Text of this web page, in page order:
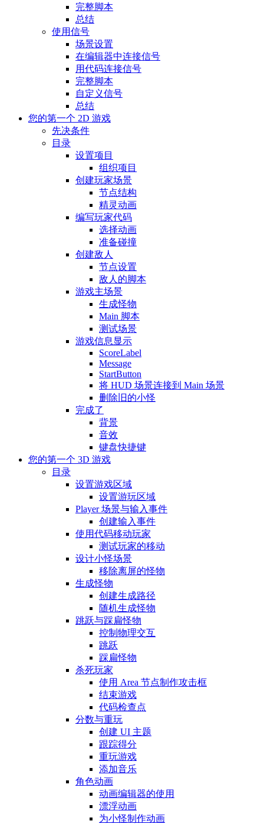
完整脚本
总结
使用信号
场景设置
在编辑器中连接信号
用代码连接信号
完整脚本
自定义信号
总结
您的第一个 2D 游戏
先决条件
目录
设置项目
组织项目
创建玩家场景
节点结构
精灵动画
编写玩家代码
选择动画
准备碰撞
创建敌人
节点设置
敌人的脚本
游戏主场景
生成怪物
Main 脚本
测试场景
游戏信息显示
ScoreLabel
Message
StartButton
将 HUD 场景连接到 Main 场景
删除旧的小怪
完成了
背景
音效
键盘快捷键
您的第一个 3D 游戏
目录
设置游戏区域
设置游玩区域
Player 场景与输入事件
创建输入事件
使用代码移动玩家
测试玩家的移动
设计小怪场景
移除离屏的怪物
生成怪物
创建生成路径
随机生成怪物
跳跃与踩扁怪物
控制物理交互
跳跃
踩扁怪物
杀死玩家
使用 Area 节点制作攻击框
结束游戏
代码检查点
分数与重玩
创建 UI 主题
跟踪得分
重玩游戏
添加音乐
角色动画
动画编辑器的使用
漂浮动画
为小怪制作动画